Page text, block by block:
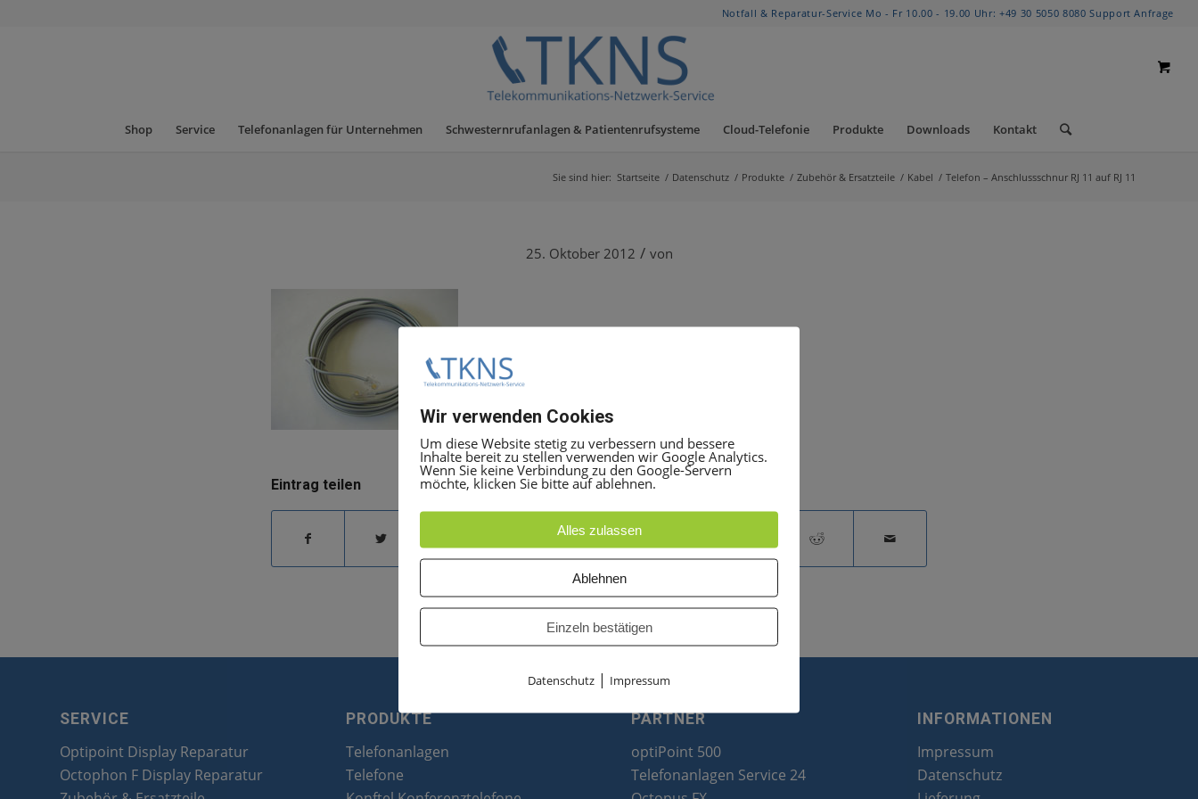
Notfall & Reparatur-Service Mo - Fr 10.00 - 19.00 Uhr: +49 30 5050 8080 Support Anfrage
Shop Service Telefonanlagen für Unternehmen Schwesternrufanlagen & Patientenrufsysteme Cloud-Telefonie Produkte Downloads Kontakt
Sie sind hier: Startseite / Datenschutz / Produkte / Zubehör & Ersatzteile / Kabel / Telefon – Anschlussschnur RJ 11 auf RJ 11
25. Oktober 2012 / von
Eintrag teilen
SERVICE
Optipoint Display Reparatur
Octophon F Display Reparatur
PRODUKTE
Telefonanlagen
Telefone
PARTNER
optiPoint 500
Telefonanlagen Service 24
INFORMATIONEN
Impressum
Datenschutz
Wir verwenden Cookies
Um diese Website stetig zu verbessern und bessere
Inhalte bereit zu stellen verwenden wir Google Analytics.
Wenn Sie keine Verbindung zu den Google-Servern
möchte, klicken Sie bitte auf ablehnen.
Alles zulassen
Ablehnen
Einzeln bestätigen
Datenschutz | Impressum